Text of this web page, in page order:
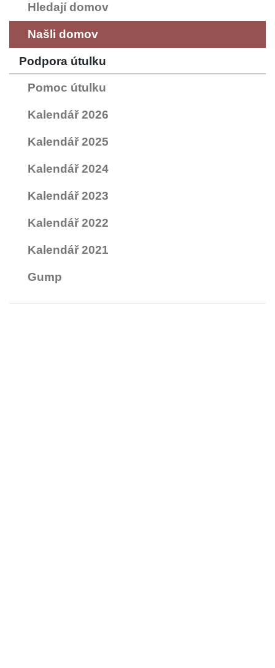
Hledají domov
Našli domov
Podpora útulku
Pomoc útulku
Kalendář 2026
Kalendář 2025
Kalendář 2024
Kalendář 2023
Kalendář 2022
Kalendář 2021
Gump